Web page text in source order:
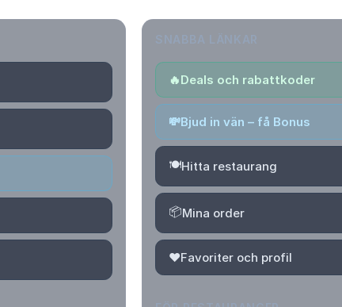
🔥Deals och rabattkoder
💸Bjud in vän – få Bonus
🍽️Hitta restaurang
📦Mina order
❤️Favoriter och profil